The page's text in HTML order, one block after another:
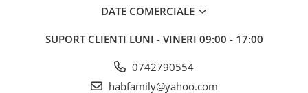
DATE COMERCIALE
SUPORT CLIENTI LUNI - VINERI 09:00 - 17:00
0742790554
habfamily@yahoo.com